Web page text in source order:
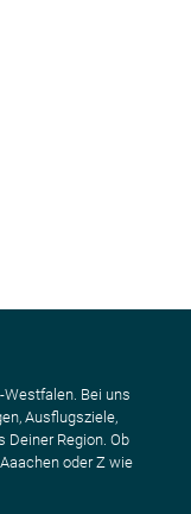
Westfalen. Bei uns
Ausflugsziele,
Deiner Region. Ob
oder Z wie